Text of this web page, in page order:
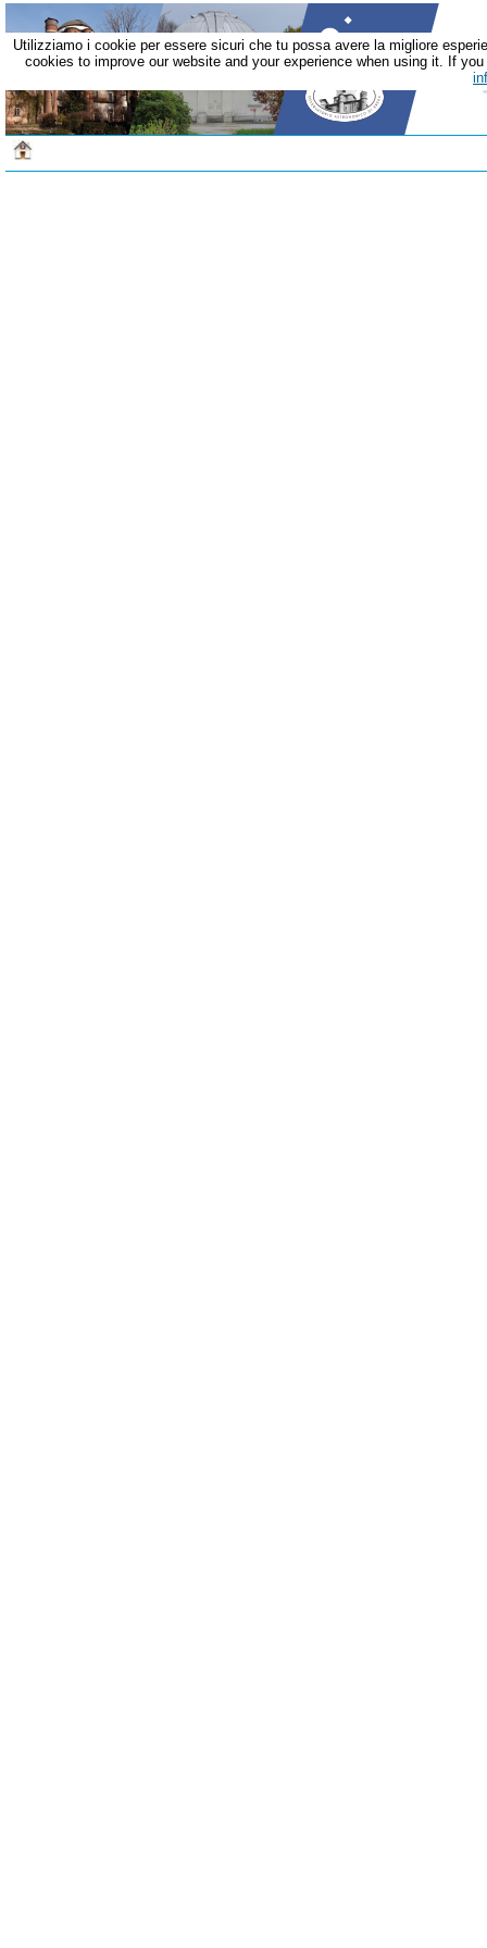
Utilizziamo i cookie per essere sicuri che tu possa avere la migliore
cookies to improve our website and your experience when using it. If